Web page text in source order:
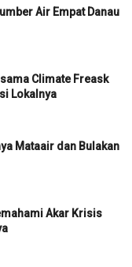
Air Empat Danau
Climate Freask
Lokalnya
Mataair dan Bulakan
Akar Krisis